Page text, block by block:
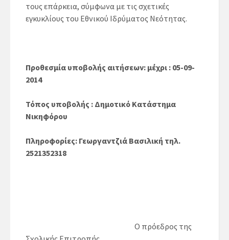
τους επάρκεια, σύμφωνα με τις σχετικές
εγκυκλίους του Εθνικού Ιδρύματος Νεότητας.
Προθεσμία υποβολής αιτήσεων: μέχρι : 05-09-
2014
Τόπος υποβολής : Δημοτικό Κατάστημα
Νικηφόρου
Πληροφορίες: Γεωργαντζιά Βασιλική τηλ.
2521352318
Ο πρόεδρος της